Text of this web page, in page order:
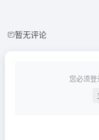
暂无评论
您必须登